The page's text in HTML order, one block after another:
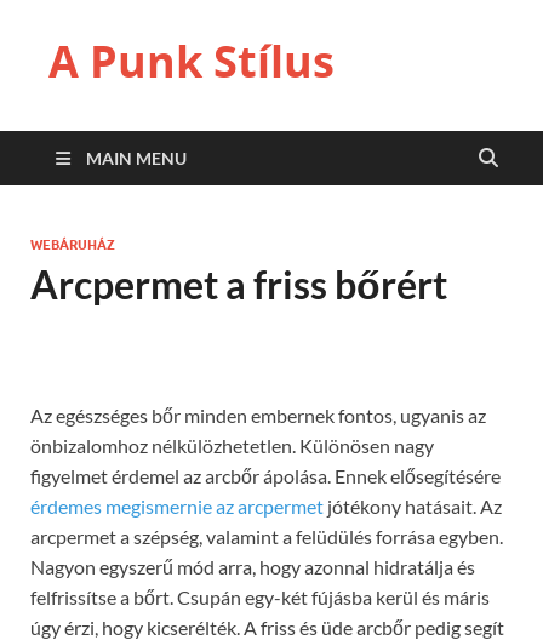
A Punk Stílus
MAIN MENU
WEBÁRUHÁZ
Arcpermet a friss bőrért
Az egészséges bőr minden embernek fontos, ugyanis az
önbizalomhoz nélkülözhetetlen. Különösen nagy
figyelmet érdemel az arcbőr ápolása. Ennek elősegítésére
érdemes megismernie az arcpermet jótékony hatásait. Az
arcpermet a szépség, valamint a felüdülés forrása egyben.
Nagyon egyszerű mód arra, hogy azonnal hidratálja és
felfrissítse a bőrt. Csupán egy-két fújásba kerül és máris
úgy érzi, hogy kicserélték. A friss és üde arcbőr pedig segít